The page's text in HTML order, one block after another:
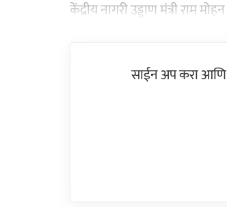
केंद्रीय नागरी उड्डाण मंत्री राम
साईन अप करा आणि